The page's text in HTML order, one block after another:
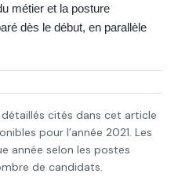
métier et la posture
dès le début, en parallèle
cités dans cet article
pour l’année 2021. Les
année selon les postes
de candidats.